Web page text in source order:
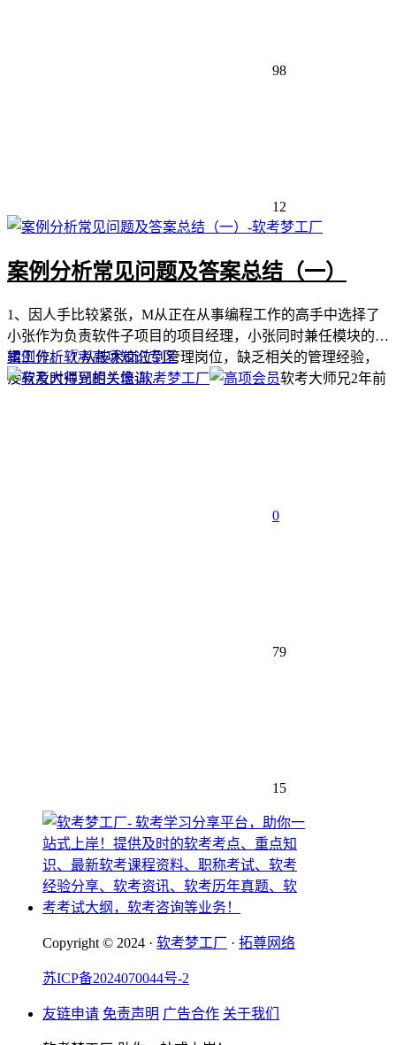
98
12
案例分析常见问题及答案总结（一）
1、因人手比较紧张，M从正在从事编程工作的高手中选择了
小张作为负责软件子项目的项目经理，小张同时兼任模块的编
辑工作。 ①从技术岗位到管理岗位，缺乏相关的管理经验，
没有及时得到相关培训...
案例分析软考高项知识专区
软考大师兄2年前
0
79
15
Copyright © 2024 · 软考梦工厂 · 拓尊网络
苏ICP备2024070044号-2
友链申请 免责声明 广告合作 关于我们